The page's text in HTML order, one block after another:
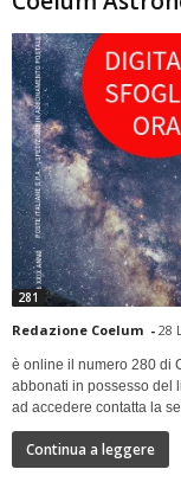
281
Redazione Coelum - 28
è online il numero 280 di
abbonati in possesso del
ad accedere contatta la
Continua a leggere